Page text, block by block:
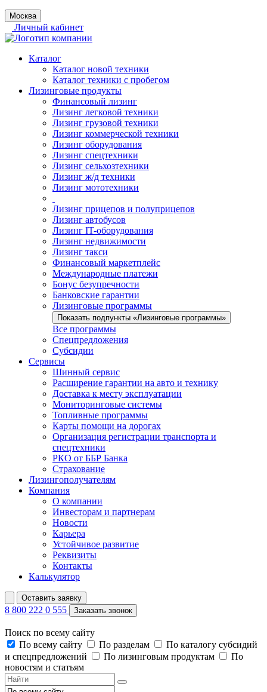
Москва
Личный кабинет
Каталог
Каталог новой техники
Каталог техники с пробегом
Лизинговые продукты
Финансовый лизинг
Лизинг легковой техники
Лизинг грузовой техники
Лизинг коммерческой техники
Лизинг оборудования
Лизинг спецтехники
Лизинг сельхозтехники
Лизинг ж/д техники
Лизинг мототехники
Лизинг прицепов и полуприцепов
Лизинг автобусов
Лизинг IT-оборудования
Лизинг недвижимости
Лизинг такси
Финансовый маркетплейс
Международные платежи
Бонус безупречности
Банковские гарантии
Лизинговые программы
Показать подпункты «Лизинговые программы»
Все программы
Спецпредложения
Субсидии
Сервисы
Шинный сервис
Расширение гарантии на авто и технику
Доставка к месту эксплуатации
Мониторинговые системы
Топливные программы
Карты помощи на дорогах
Организация регистрации транспорта и
спецтехники
РКО от ББР Банка
Страхование
Лизингополучателям
Компания
О компании
Инвесторам и партнерам
Новости
Карьера
Устойчивое развитие
Реквизиты
Контакты
Калькулятор
Оставить заявку
8 800 222 0 555 Заказать звонок
Поиск по всему сайту
По всему сайту
По разделам
По каталогу субсидий
и спецпредложений
По лизинговым продуктам
По
новостям и статьям